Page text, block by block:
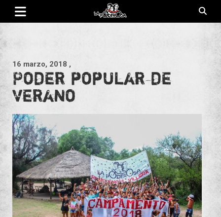
Saltar
contenido
16 marzo, 2018 ,
Poder popular de
verano